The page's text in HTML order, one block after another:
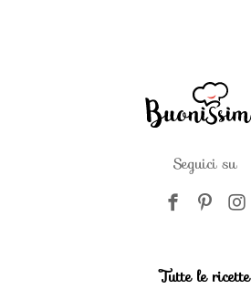
Seguici su
Tutte le ricette